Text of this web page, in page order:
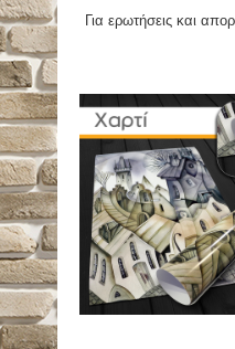
Για ερωτήσεις και